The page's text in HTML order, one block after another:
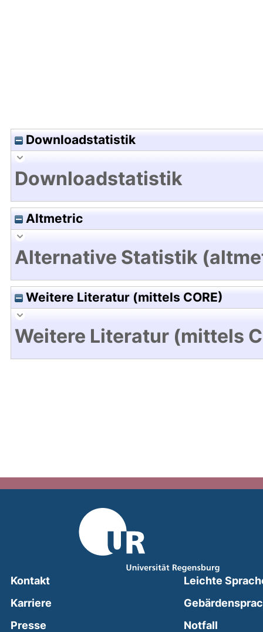
Downloadstatistik
Downloadstatistik
Altmetric
Alternative Statistik
Weitere Literatur (mittels CORE)
Weitere Literatur (mittels
Kontakt
Karriere
Presse
Leichte
Notfall